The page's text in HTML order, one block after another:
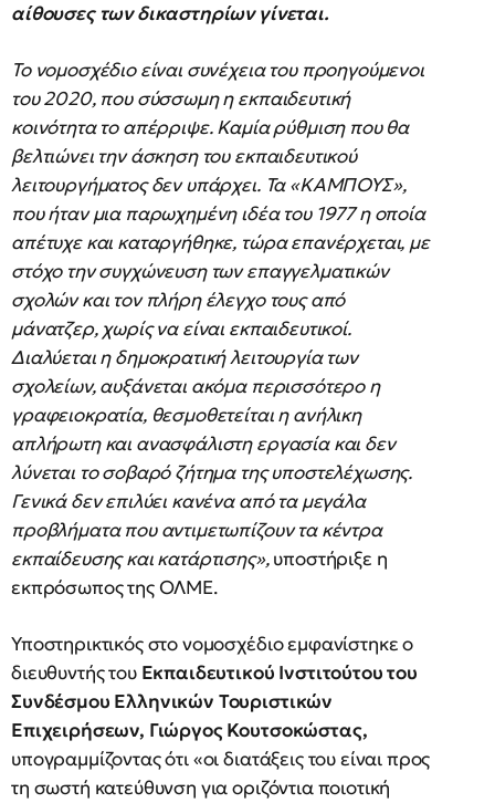
αίθουσες των δικαστηρίων γίνεται.
Το νομοσχέδιο είναι συνέχεια του προηγούμενοι
του 2020, που σύσσωμη η εκπαιδευτική
κοινότητα το απέρριψε. Καμία ρύθμιση που θα
βελτιώνει την άσκηση του εκπαιδευτικού
λειτουργήματος δεν υπάρχει. Τα «ΚΑΜΠΟΥΣ»,
που ήταν μια παρωχημένη ιδέα του 1977 η οποία
απέτυχε και καταργήθηκε, τώρα επανέρχεται, με
στόχο την συγχώνευση των επαγγελματικών
σχολών και τον πλήρη έλεγχο τους από
μάνατζερ, χωρίς να είναι εκπαιδευτικοί.
Διαλύεται η δημοκρατική λειτουργία των
σχολείων, αυξάνεται ακόμα περισσότερο η
γραφειοκρατία, θεσμοθετείται η ανήλικη
απλήρωτη και ανασφάλιστη εργασία και δεν
λύνεται το σοβαρό ζήτημα της υποστελέχωσης.
Γενικά δεν επιλύει κανένα από τα μεγάλα
προβλήματα που αντιμετωπίζουν τα κέντρα
εκπαίδευσης και κατάρτισης»,υποστήριξε η
εκπρόσωπος της ΟΛΜΕ.
Υποστηρικτικός στο νομοσχέδιο εμφανίστηκε ο
διευθυντής του Εκπαιδευτικού Ινστιτούτου του
Συνδέσμου Ελληνικών Τουριστικών
Επιχειρήσεων, Γιώργος Κουτσοκώστας,
υπογραμμίζοντας ότι «οι διατάξεις του είναι προς
τη σωστή κατεύθυνση για οριζόντια ποιοτική